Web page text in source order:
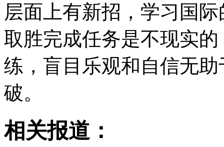
层面上有新招，学习国
取胜完成任务是不现实
练，盲目乐观和自信无
破。
相关报道：